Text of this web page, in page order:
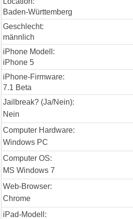
Baden-Württemberg
Geschlecht:
männlich
iPhone Modell:
iPhone 5
iPhone-Firmware:
7.1 Beta
Jailbreak? (Ja/Nein):
Nein
Computer Hardware:
Windows PC
Computer OS:
MS Windows 7
Web-Browser:
Chrome
iPad-Modell: